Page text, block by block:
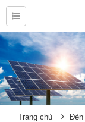
Trang chủ Đèn